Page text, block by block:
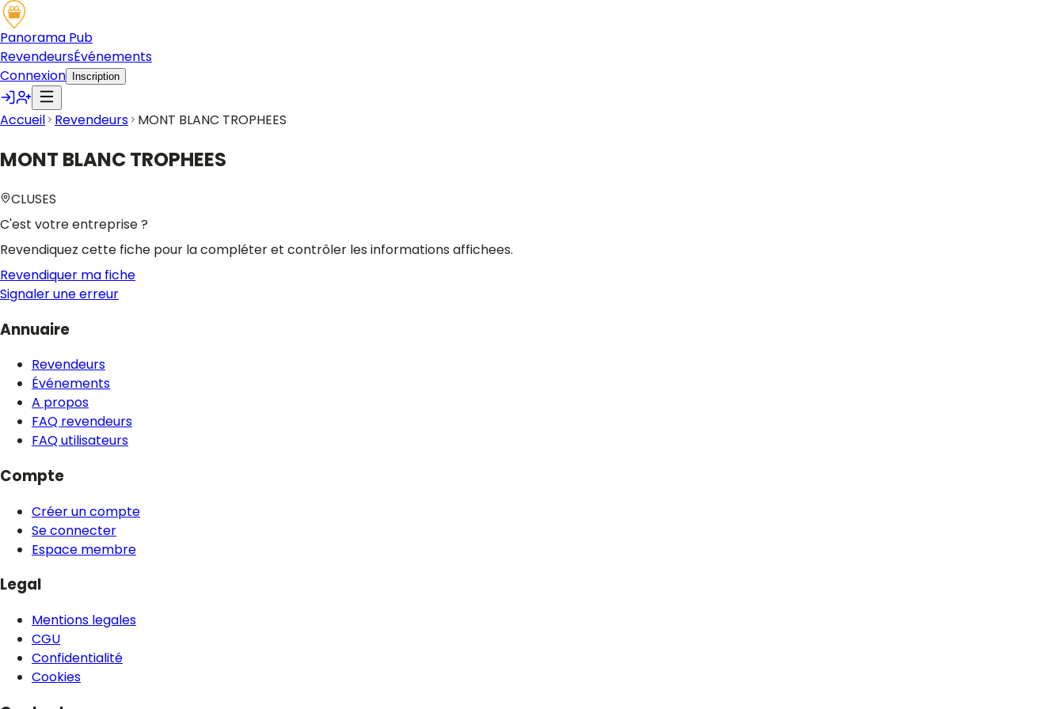
Panorama Pub
RevendeursÉvénements
Connexion
Inscription
Accueil Revendeurs MONT BLANC TROPHEES
MONT BLANC TROPHEES
CLUSES
C'est votre entreprise ?
Revendiquez cette fiche pour la compléter et contrôler les informations affichees.
Revendiquer ma fiche
Signaler une erreur
Annuaire
Revendeurs
Événements
A propos
FAQ revendeurs
FAQ utilisateurs
Compte
Créer un compte
Se connecter
Espace membre
Legal
Mentions legales
CGU
Confidentialité
Cookies